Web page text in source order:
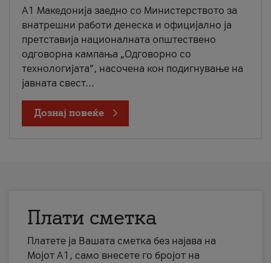
A1 Македонија заедно со Министерството за
внатрешни работи денеска и официјално ја
претставија националната општествено
одговорна кампања „Одговорно со
технологијата“, насочена кон подигнување на
јавната свест...
Дознај повеќе
Плати сметка
Платете ја Вашата сметка без најава на
Мојот А1, само внесете го бројот на